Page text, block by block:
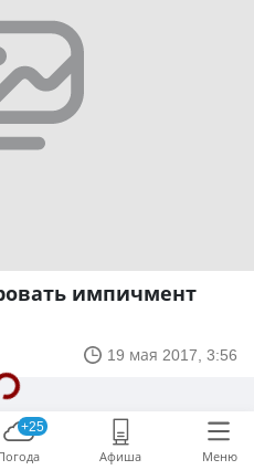
импичмент
19 мая 2017, 3:56
+25
Афиша Меню